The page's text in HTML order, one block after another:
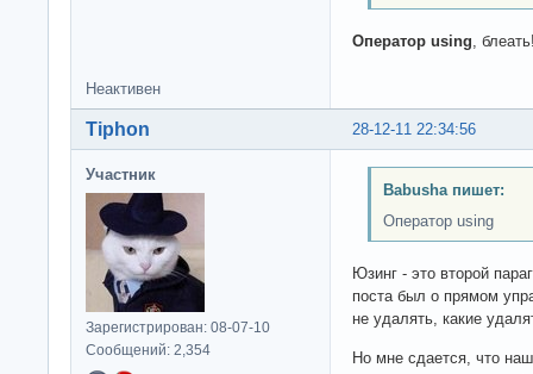
Оператор using ,
Неактивен
28-12-11 22:34:56
Tiphon
Участник
Зарегистрирован: 08-07-10
Сообщений: 2,354
Babusha пишет:
Оператор using
Юзинг - это второй
поста был о прямом
не удалять, какие
Но мне сдается, что